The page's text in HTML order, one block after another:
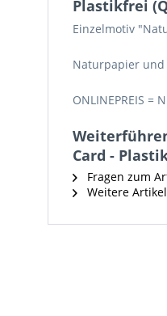
Plastikfrei
Einzelmotiv
Naturpapier
ONLINEPREIS =
Card -
Fragen zum
Weitere